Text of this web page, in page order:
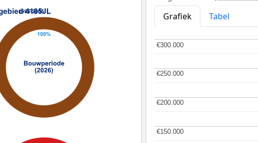
Grafiek
Tabel
€150.000
€150.000
€200.000
€200.000
€250.000
€250.000
€300.000
€300.000